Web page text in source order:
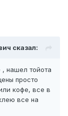
сказал:
, нашел тойота
просто
кофе, все в
все на